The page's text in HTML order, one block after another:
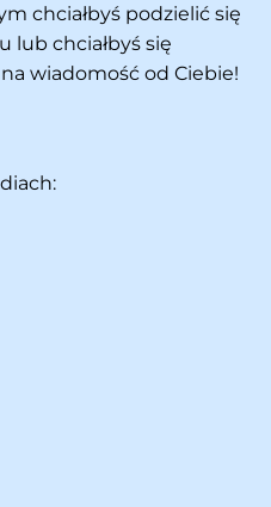
chciałbyś podzielić się
lub chciałbyś się
wiadomość od Ciebie!